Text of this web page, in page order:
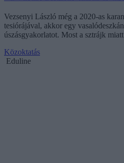
Vezsenyi László még a 2020-as
tesiórájával, akkor egy
úszásgyakorlatot. Most a sztrájk
Közoktatás
Eduline